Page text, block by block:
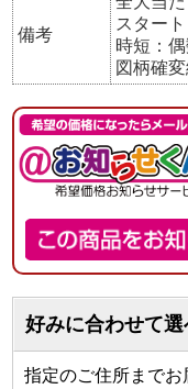
備考
スタート
時短：
図柄確
好みに合わせて
指定のご住所までお